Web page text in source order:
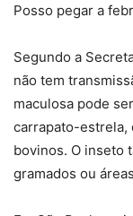
Posso pegar a
Segundo a
não tem
maculosa pode
carrapato-estrela,
bovinos. O inseto
gramados ou